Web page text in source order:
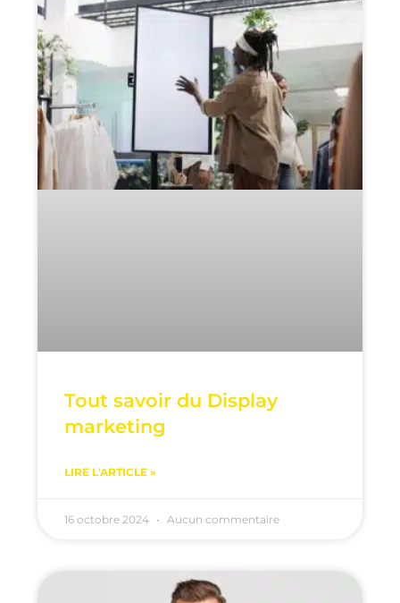
Tout savoir du Display
marketing
LIRE L'ARTICLE »
16 octobre 2024 Aucun commentaire